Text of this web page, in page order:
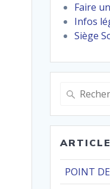
Faire
Infos
Siège
Recherche
:
POINT